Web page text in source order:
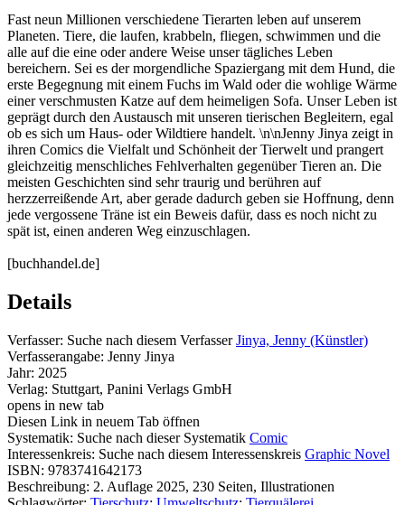
Fast neun Millionen verschiedene Tierarten leben auf unserem
Planeten. Tiere, die laufen, krabbeln, fliegen, schwimmen und die
alle auf die eine oder andere Weise unser tägliches Leben
bereichern. Sei es der morgendliche Spaziergang mit dem Hund, die
erste Begegnung mit einem Fuchs im Wald oder die wohlige Wärme
einer verschmusten Katze auf dem heimeligen Sofa. Unser Leben ist
geprägt durch den Austausch mit unseren tierischen Begleitern, egal
ob es sich um Haus- oder Wildtiere handelt. \n\nJenny Jinya zeigt in
ihren Comics die Vielfalt und Schönheit der Tierwelt und prangert
gleichzeitig menschliches Fehlverhalten gegenüber Tieren an. Die
meisten Geschichten sind sehr traurig und berühren auf
herzzerreißende Art, aber gerade dadurch geben sie Hoffnung, denn
jede vergossene Träne ist ein Beweis dafür, dass es noch nicht zu
spät ist, einen anderen Weg einzuschlagen.
[buchhandel.de]
Details
Verfasser: Suche nach diesem Verfasser Jinya, Jenny (Künstler)
Verfasserangabe: Jenny Jinya
Jahr: 2025
Verlag: Stuttgart, Panini Verlags GmbH
opens in new tab
Diesen Link in neuem Tab öffnen
Systematik: Suche nach dieser Systematik Comic
Interessenkreis: Suche nach diesem Interessenskreis Graphic Novel
ISBN: 9783741642173
Beschreibung: 2. Auflage 2025, 230 Seiten, Illustrationen